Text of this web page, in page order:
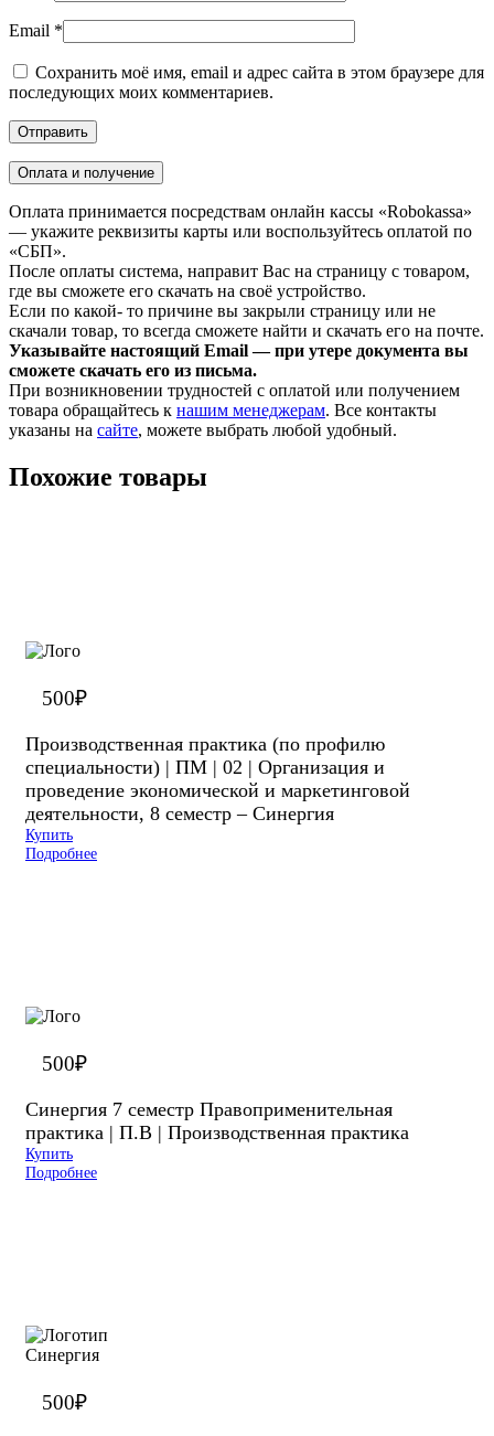
Email *
Сохранить моё имя, email и адрес сайта в этом браузере для
последующих моих комментариев.
Оплата и получение
Оплата принимается посредствам онлайн кассы «Robokassa»
— укажите реквизиты карты или воспользуйтесь оплатой по
«СБП».
После оплаты система, направит Вас на страницу с товаром,
где вы сможете его скачать на своё устройство.
Если по какой- то причине вы закрыли страницу или не
скачали товар, то всегда сможете найти и скачать его на почте.
Указывайте настоящий Email — при утере документа вы
сможете скачать его из письма.
При возникновении трудностей с оплатой или получением
товара обращайтесь к нашим менеджерам. Все контакты
указаны на сайте, можете выбрать любой удобный.
Похожие товары
500₽
Производственная практика (по профилю
специальности) | ПМ | 02 | Организация и
проведение экономической и маркетинговой
деятельности, 8 семестр – Синергия
Купить
Подробнее
500₽
Синергия 7 семестр Правоприменительная
практика | П.В | Производственная практика
Купить
Подробнее
500₽